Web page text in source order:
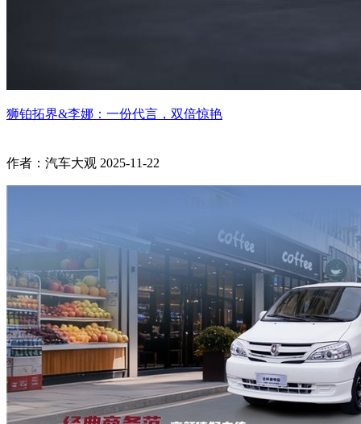
狮铂拓界&李娜：一份代言，双倍惊艳
作者：汽车大观 2025-11-22